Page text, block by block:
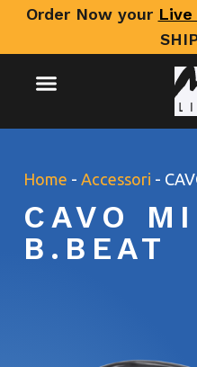
Order Now your Live
Home -Accessori -
CAVO
B.BEAT